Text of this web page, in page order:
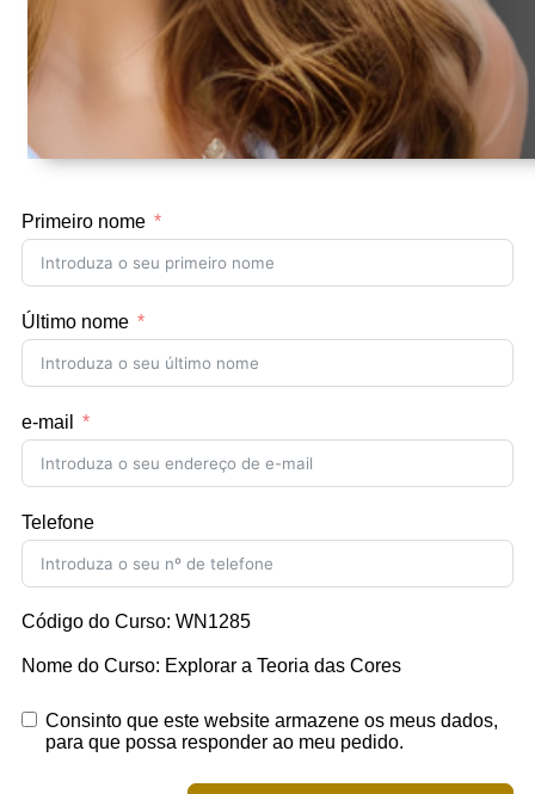
Primeiro nome
Último nome
e-mail
Telefone
Código do Curso: WN1285
Nome do Curso: Explorar a Teoria das Cores
Consinto que este website armazene os meus dados,
para que possa responder ao meu pedido.